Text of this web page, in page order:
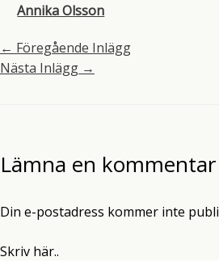
Annika Olsson
← Föregående Inlägg
Nästa Inlägg →
Lämna en kommentar
Din e-postadress kommer inte
Skriv här..